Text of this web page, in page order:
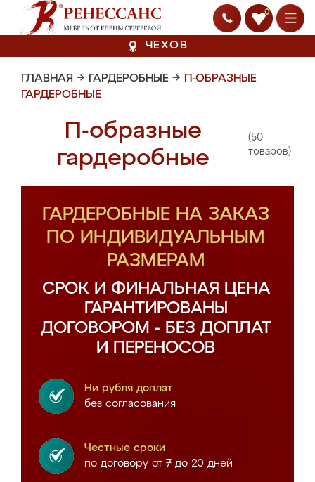
0
ЧЕХОВ
ГЛАВНАЯ → ГАРДЕРОБНЫЕ → П-ОБРАЗНЫЕ
ГАРДЕРОБНЫЕ
П-образные
гардеробные
(50
товаров)
ГАРДЕРОБНЫЕ НА ЗАКАЗ
ПО ИНДИВИДУАЛЬНЫМ
РАЗМЕРАМ
СРОК И ФИНАЛЬНАЯ ЦЕНА
ГАРАНТИРОВАНЫ
ДОГОВОРОМ - БЕЗ ДОПЛАТ
И ПЕРЕНОСОВ
Ни рубля доплат
без согласования
Честные сроки
по договору от 7 до 20 дней